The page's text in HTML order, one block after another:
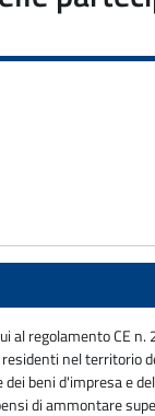
al regolamento CE
nel territorio
beni d'impresa e
di ammontare